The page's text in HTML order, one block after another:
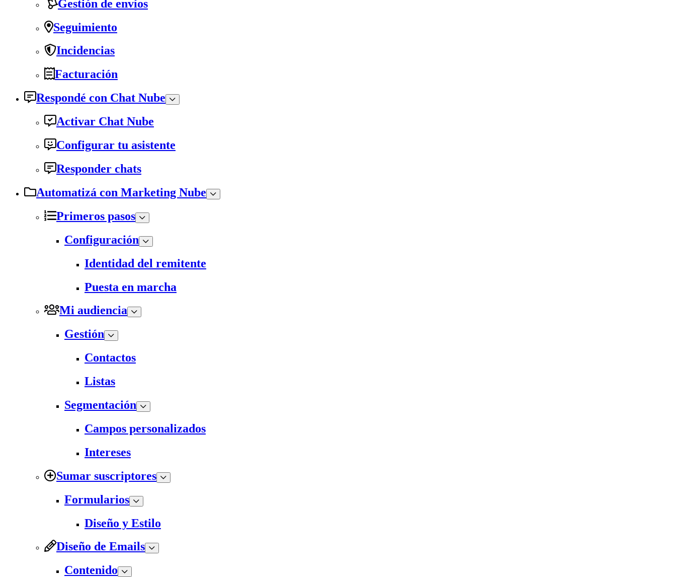
Gestión de envíos
Seguimiento
Incidencias
Facturación
Respondé con Chat Nube
Activar Chat Nube
Configurar tu asistente
Responder chats
Automatizá con Marketing Nube
Primeros pasos
Configuración
Identidad del remitente
Puesta en marcha
Mi audiencia
Gestión
Contactos
Listas
Segmentación
Campos personalizados
Intereses
Sumar suscriptores
Formularios
Diseño y Estilo
Diseño de Emails
Contenido